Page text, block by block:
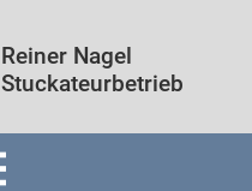
Reiner Nagel
Stuckateurbetrieb